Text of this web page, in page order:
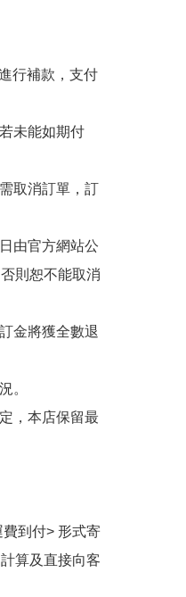
行補款，支付
未能如期付
取消訂單，訂
由官方網站公
則恕不能取消
金將獲全數退
。
，本店保留最
到付> 形式寄
算及直接向客